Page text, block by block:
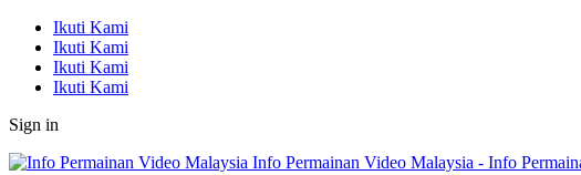
Ikuti Kami
Ikuti Kami
Ikuti Kami
Ikuti Kami
Sign in
Info Permainan Video Malaysia - Info